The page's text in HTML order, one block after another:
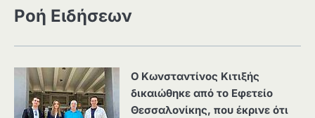
Ροή Ειδήσεων
Ο Κωνσταντίνος Κιτιξής
δικαιώθηκε από το Εφετείο
Θεσσαλονίκης, που έκρινε ότι